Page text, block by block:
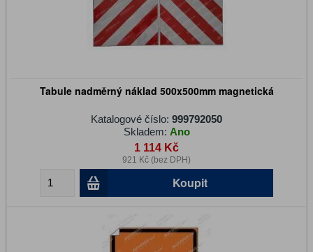
Tabule nadměrný náklad 500x500mm magnetická
Katalogové číslo: 999792050
Skladem: Ano
1 114 Kč
921 Kč (bez DPH)
Koupit